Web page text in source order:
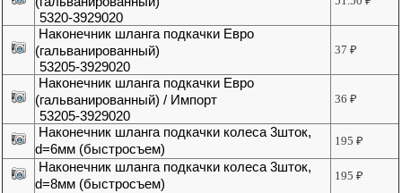
5320-3929020
Наконечник шланга подкачки Евро
(гальванированный)
53205-3929020
37₽
Наконечник шланга подкачки Евро
(гальванированный) / Импорт
53205-3929020
36₽
Наконечник шланга подкачки колеса 3шток,
d=6мм (быстросъем)
195₽
Наконечник шланга подкачки колеса 3шток,
d=8мм (быстросъем)
195₽